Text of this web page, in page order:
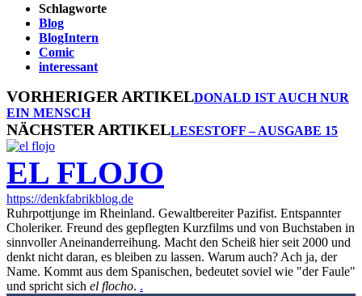
Schlagworte
Blog
BlogIntern
Comic
interessant
VORHERIGER ARTIKELDONALD IST AUCH NUR
EIN MENSCH
NÄCHSTER ARTIKELLESESTOFF – AUSGABE 15
EL FLOJO
https://denkfabrikblog.de
Ruhrpottjunge im Rheinland. Gewaltbereiter Pazifist. Entspannter
Choleriker. Freund des gepflegten Kurzfilms und von Buchstaben in
sinnvoller Aneinanderreihung. Macht den Scheiß hier seit 2000 und
denkt nicht daran, es bleiben zu lassen. Warum auch? Ach ja, der
Name. Kommt aus dem Spanischen, bedeutet soviel wie "der Faule"
und spricht sich el flocho. .